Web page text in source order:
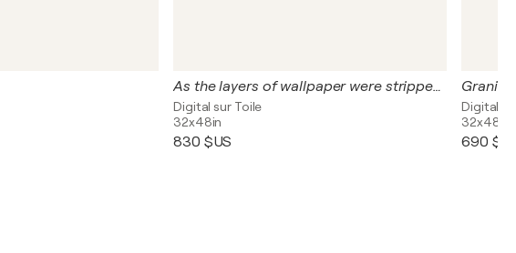
As the layers of wallpaper were stripped away, a startling image emerged
Digital sur Toile
32x48in
830 $US
Digital
32x48in
690